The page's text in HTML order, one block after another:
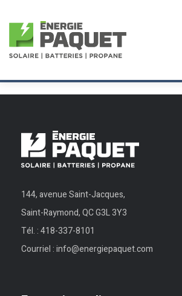
Checkout1
144, avenue Saint-Jacques,
Saint-Raymond, QC G3L 3Y3
Tél. :418-337-8101
Courriel :info@energiepaquet.com